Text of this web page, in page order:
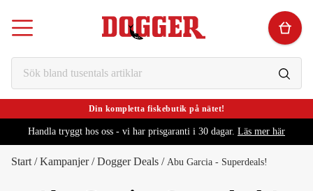
Din kompletta fiskebutik på nätet!
Handla tryggt hos oss - vi har prisgaranti i 30 dagar. Läs mer här
Start /Kampanjer/Dogger Deals / Abu Garcia - Superdeals!